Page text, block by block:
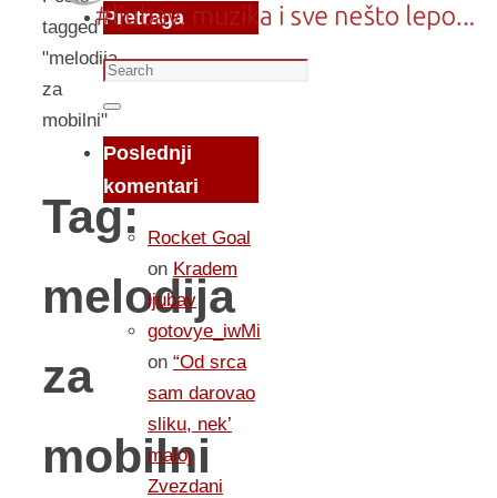
tagged
"melodija
za
mobilni"
Tag:
melodija
za
mobilni
Pretraga
Search
for:
Search
Poslednji
komentari
Rocket Goal
on Kradem
ljubav
gotovye_iwMi
on “Od srca
sam darovao
sliku, nek’
maloj
Zvezdani